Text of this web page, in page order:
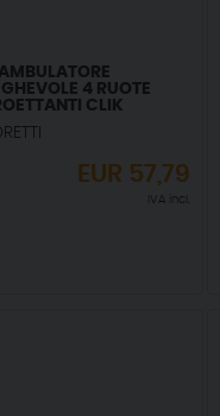
4 RUOTE
CLIK
EUR 57,79
IVA incl.